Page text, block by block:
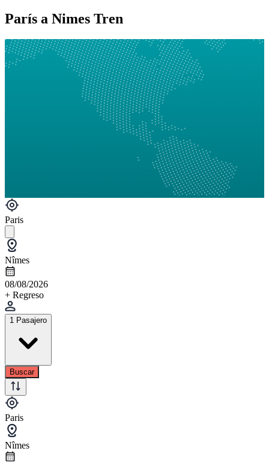
París a Nimes Tren
Paris
Nîmes
08/08/2026
+ Regreso
1 Pasajero
Buscar
Paris
Nîmes